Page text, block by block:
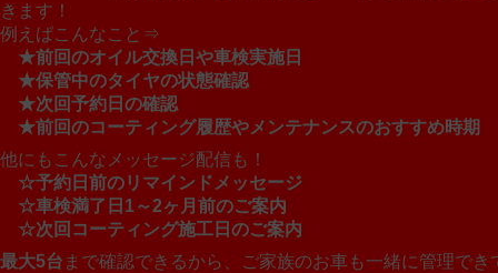
きます！
例えばこんなこと⇒
★前回のオイル交換日や車検実施日
★保管中のタイヤの状態確認
★次回予約日の確認
★前回のコーティング履歴やメンテナンスのおすすめ時期
他にもこんなメッセージ配信も！
☆予約日前のリマインドメッセージ
☆車検満了日1～2ヶ月前のご案内
☆次回コーティング施工日のご案内
最大5台 まで確認できるから、ご家族のお車も一緒に管理でき